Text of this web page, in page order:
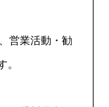
営業活動・勧